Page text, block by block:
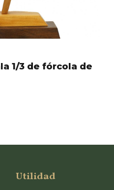
1/3 de fórcola de
Utilidad